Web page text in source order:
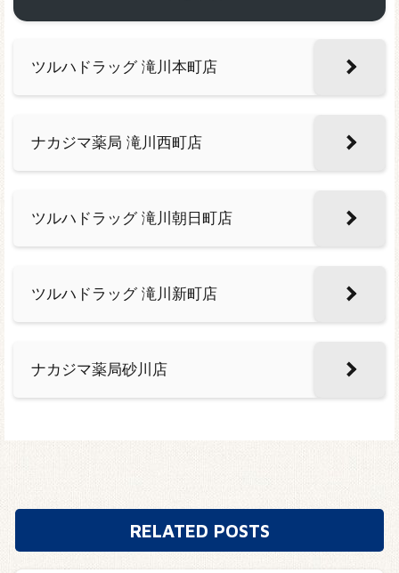
ツルハドラッグ 滝川本町店
ナカジマ薬局 滝川西町店
ツルハドラッグ 滝川朝日町店
ツルハドラッグ 滝川新町店
ナカジマ薬局砂川店
RELATED POSTS